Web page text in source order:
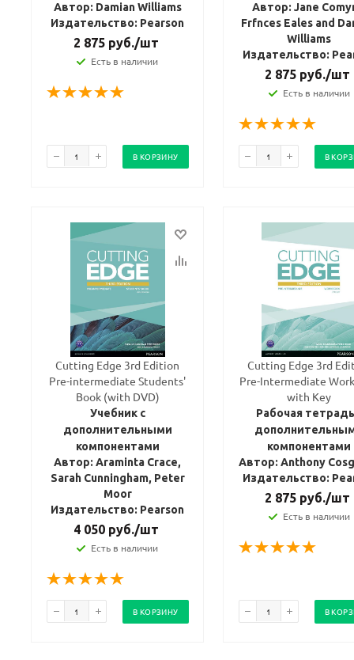
Автор: Damian Williams
Издательство: Pearson
2 875руб./шт
Есть в наличии
В КОРЗИНУ
Автор: Jane
Frfnces Eales and
Williams
Издательство:
2 875 руб./шт
Есть в наличии
В
Cutting Edge 3rd Edition
Pre-intermediate Students'
Book (with DVD)
Учебник с
дополнительными
компонентами
Автор: Araminta Crace,
Sarah Cunningham, Peter
Moor
Издательство: Pearson
4 050руб./шт
Есть в наличии
В КОРЗИНУ
Cutting Edge 3rd
Pre-Intermediate
with Key
Рабочая
компонентами
Автор: Anthony
Издательство:
2 875 руб./шт
Есть в наличии
В